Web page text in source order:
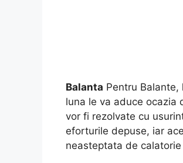
Balanta Pentru
luna le va aduce ocazia
vor fi rezolvate cu
eforturile depuse, iar
neasteptata de